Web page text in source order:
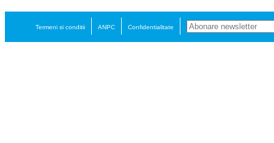
Termeni si conditii ANPC Confidentialitate